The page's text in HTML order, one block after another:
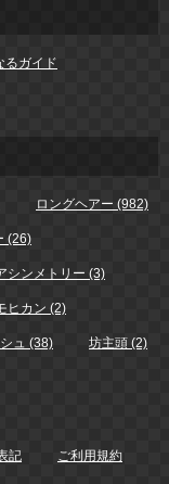
るガイド
ロングヘアー (982)
(26)
シンメトリー (3)
ヒカン (2)
ュ (38) 坊主頭 (2)
記 ご利用規約